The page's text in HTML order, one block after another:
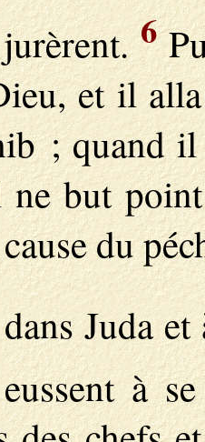
6
et il
; quand
but
du
Juda
à